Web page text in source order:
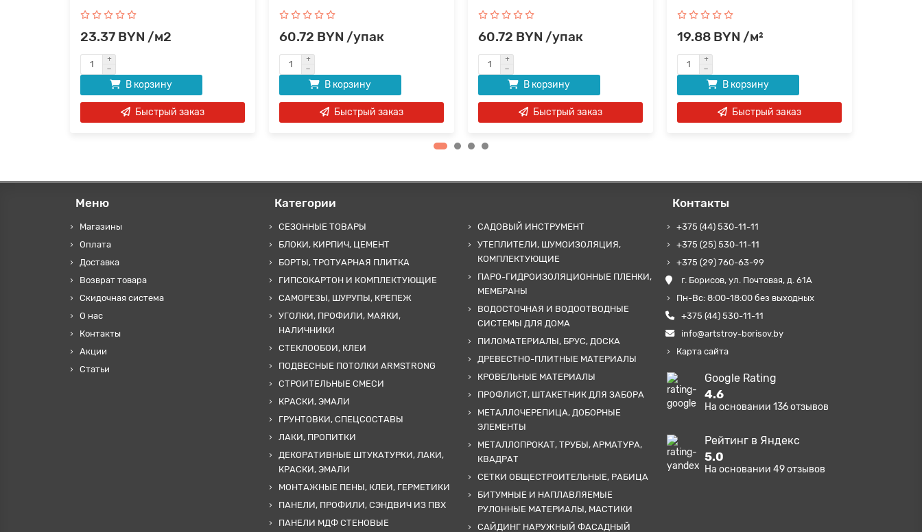
23.37 BYN /м2
В корзину
Быстрый заказ
60.72 BYN /упак
В корзину
Быстрый заказ
60.72 BYN /упак
В корзину
Быстрый заказ
19.88 BYN /м²
В корзину
Быстрый заказ
Меню
Магазины
Оплата
Доставка
Возврат товара
Скидочная система
О нас
Контакты
Акции
Статьи
Категории
СЕЗОННЫЕ ТОВАРЫ
БЛОКИ, КИРПИЧ, ЦЕМЕНТ
БОРТЫ, ТРОТУАРНАЯ ПЛИТКА
ГИПСОКАРТОН И КОМПЛЕКТУЮЩИЕ
САМОРЕЗЫ, ШУРУПЫ, КРЕПЕЖ
УГОЛКИ, ПРОФИЛИ, МАЯКИ,
НАЛИЧНИКИ
СТЕКЛООБОИ, КЛЕИ
ПОДВЕСНЫЕ ПОТОЛКИ ARMSTRONG
СТРОИТЕЛЬНЫЕ СМЕСИ
КРАСКИ, ЭМАЛИ
ГРУНТОВКИ, СПЕЦСОСТАВЫ
ЛАКИ, ПРОПИТКИ
ДЕКОРАТИВНЫЕ ШТУКАТУРКИ, ЛАКИ,
КРАСКИ, ЭМАЛИ
МОНТАЖНЫЕ ПЕНЫ, КЛЕИ, ГЕРМЕТИКИ
ПАНЕЛИ, ПРОФИЛИ, СЭНДВИЧ ИЗ ПВХ
ПАНЕЛИ МДФ СТЕНОВЫЕ
САДОВЫЙ ИНСТРУМЕНТ
УТЕПЛИТЕЛИ, ШУМОИЗОЛЯЦИЯ,
КОМПЛЕКТУЮЩИЕ
ПАРО-ГИДРОИЗОЛЯЦИОННЫЕ ПЛЕНКИ,
МЕМБРАНЫ
ВОДОСТОЧНАЯ И ВОДООТВОДНЫЕ
СИСТЕМЫ ДЛЯ ДОМА
ПИЛОМАТЕРИАЛЫ, БРУС, ДОСКА
ДРЕВЕСТНО-ПЛИТНЫЕ МАТЕРИАЛЫ
КРОВЕЛЬНЫЕ МАТЕРИАЛЫ
ПРОФЛИСТ, ШТАКЕТНИК ДЛЯ ЗАБОРА
МЕТАЛЛОЧЕРЕПИЦА, ДОБОРНЫЕ
ЭЛЕМЕНТЫ
МЕТАЛЛОПРОКАТ, ТРУБЫ, АРМАТУРА,
КВАДРАТ
СЕТКИ ОБЩЕСТРОИТЕЛЬНЫЕ, РАБИЦА
БИТУМНЫЕ И НАПЛАВЛЯЕМЫЕ
РУЛОННЫЕ МАТЕРИАЛЫ, МАСТИКИ
САЙДИНГ НАРУЖНЫЙ ФАСАДНЫЙ
Контакты
+375 (44) 530-11-11
+375 (25) 530-11-11
+375 (29) 760-63-99
г. Борисов, ул. Почтовая, д. 61А
Пн-Вс: 8:00-18:00 без выходных
+375 (44) 530-11-11
info@artstroy-borisov.by
Карта сайта
Google Rating
4.6
На основании 136отзывов
Рейтинг в Яндекс
5.0
На основании 49отзывов